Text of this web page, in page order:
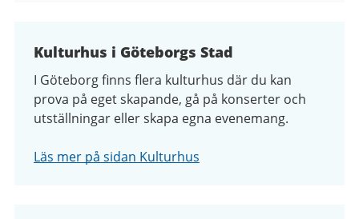
Kulturhus i Göteborgs Stad
I Göteborg finns flera kulturhus där du kan
prova på eget skapande, gå på konserter och
utställningar eller skapa egna evenemang.
Läs mer på sidan Kulturhus